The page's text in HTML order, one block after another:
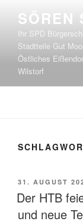
Inhalt
springen
SÖREN
Ihr SPD
Stadtteile Gut
Östliches
Wilstorf
AM
31. AUGUST
Der HTB
und neue